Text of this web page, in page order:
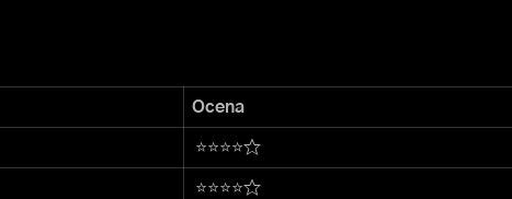
Ocena
⭐⭐⭐⭐☆
⭐⭐⭐⭐☆